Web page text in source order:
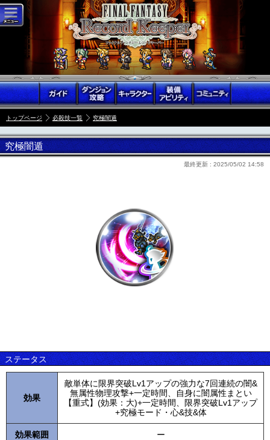
トップページ 必殺技一覧 究極闇遁
究極闇遁
最終更新 : 2025/05/02 14:58
ステータス
効果
敵単体に限界突破Lv1アップの強力な7回連続の闇&
無属性物理攻撃+一定時間、自身に闇属性まとい
【重式】(効果：大)+一定時間、限界突破Lv1アップ
+究極モード・心&技&体
効果範囲 ー